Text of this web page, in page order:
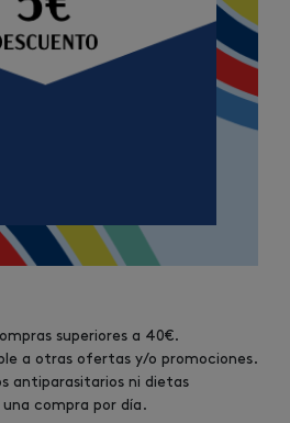
superiores a 40€.
a otras ofertas y/o promociones.
antiparasitarios ni dietas
compra por día.